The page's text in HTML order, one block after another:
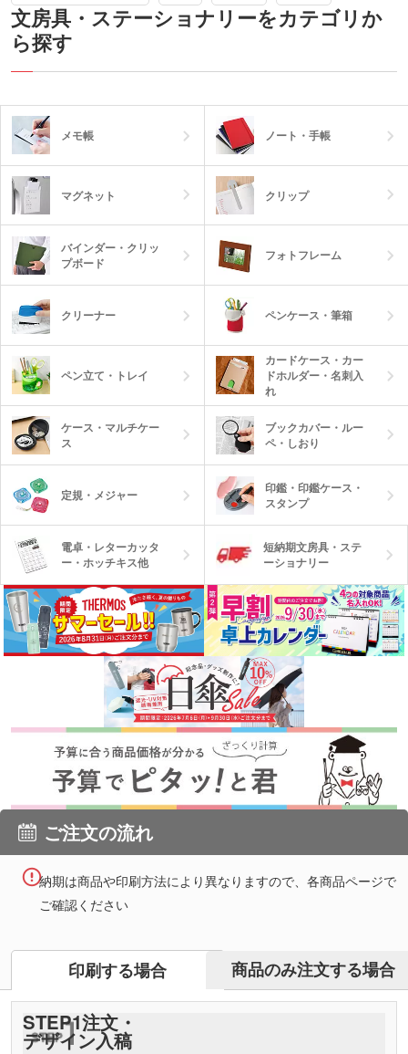
文房具・ステーショナリーをカテゴリか
ら探す
メモ帳 ノート・手帳
マグネット クリップ
バインダー・クリッ
プボード
フォトフレーム
クリーナー ペンケース・筆箱
ペン立て・トレイ
カードケース・カー
ドホルダー・名刺入
れ
ケース・マルチケー
ス
ブックカバー・ルー
ペ・しおり
定規・メジャー
印鑑・印鑑ケース・
スタンプ
電卓・レターカッタ
ー・ホッチキス他
短納期文房具・ステ
ーショナリー
ご注文の流れ
納期は商品や印刷方法により異なりますので、各商品ページで
ご確認ください
印刷する場合 商品のみ注文する場合
STEP1注文・
デザイン入稿